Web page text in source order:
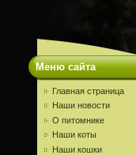
Меню сайта
Главная страница
Наши новости
О питомнике
Наши коты
Наши кошки